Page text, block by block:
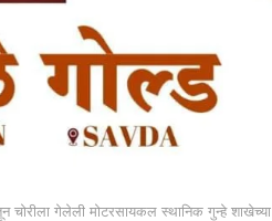
चोरीला गेलेली मोटरसायकल स्थानिक गुन्हे